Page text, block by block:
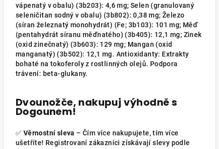
vápenatý v obalu) (3b203): 4,6 mg; Selen (granulovaný
seleničitan sodný v obalu) (3b802): 0,38 mg; Železo
(síran železnatý monohydrát) (Fe; 3b103): 101 mg; Měď
(pentahydrát síranu měďnatého) (3b405): 12,1 mg; Zinek
(oxid zinečnatý) (3b603): 129 mg; Mangan (oxid
manganatý) (3b502): 12,1 mg. Antioxidanty: Extrakty
bohaté na tokoferoly z rostlinných olejů. Podpora
trávení: beta-glukany.
Dvounožče, nakupuj výhodně s
Dogounem!
✅ Věrnostní sleva – Čím více nakupujete, tím více
ušetříte! Registrovaní zákazníci získávají slevy podle